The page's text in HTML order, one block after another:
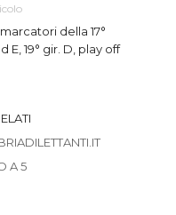
della 17°
E, 19° gir. D, play off
A 5